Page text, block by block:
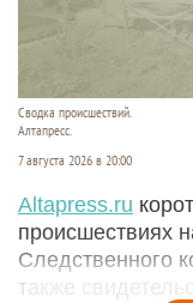
Сводка происшествий.
Алтапресс.
7 августа 2026 в 20:00
Аltapress.ru
происшествиях
Следственного
также